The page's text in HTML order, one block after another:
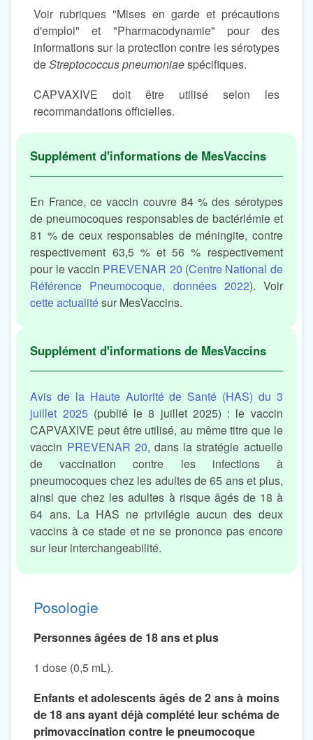
Voir rubriques "Mises en garde et précautions
d'emploi" et "Pharmacodynamie" pour des
informations sur la protection contre les sérotypes
deStreptococcus pneumoniaespécifiques.
CAPVAXIVE doit être utilisé selon les
recommandations officielles.
En France, ce vaccin couvre 84 % des sérotypes
de pneumocoques responsables de bactériémie et
81 % de ceux responsables de méningite, contre
respectivement 63,5 % et 56 % respectivement
pour le vaccin PREVENAR 20 (Centre National de
Référence Pneumocoque, données 2022). Voir
cette actualitésur MesVaccins.
Avis de la Haute Autorité de Santé (HAS) du 3
juillet 2025 (publié le 8 juillet 2025) : le vaccin
CAPVAXIVE peut être utilisé, au même titre que le
vaccin PREVENAR 20, dans la stratégie actuelle
de vaccination contre les infections à
pneumocoques chez les adultes de 65 ans et plus,
ainsi que chez les adultes à risque âgés de 18 à
64 ans. La HAS ne privilégie aucun des deux
vaccins à ce stade et ne se prononce pas encore
sur leur interchangeabilité.
Posologie
Personnes âgées de 18 ans et plus
1 dose (0,5 mL).
Enfants et adolescents âgés de 2 ans à moins
de 18 ans ayant déjà complété leur schéma de
primovaccination contre le pneumocoque